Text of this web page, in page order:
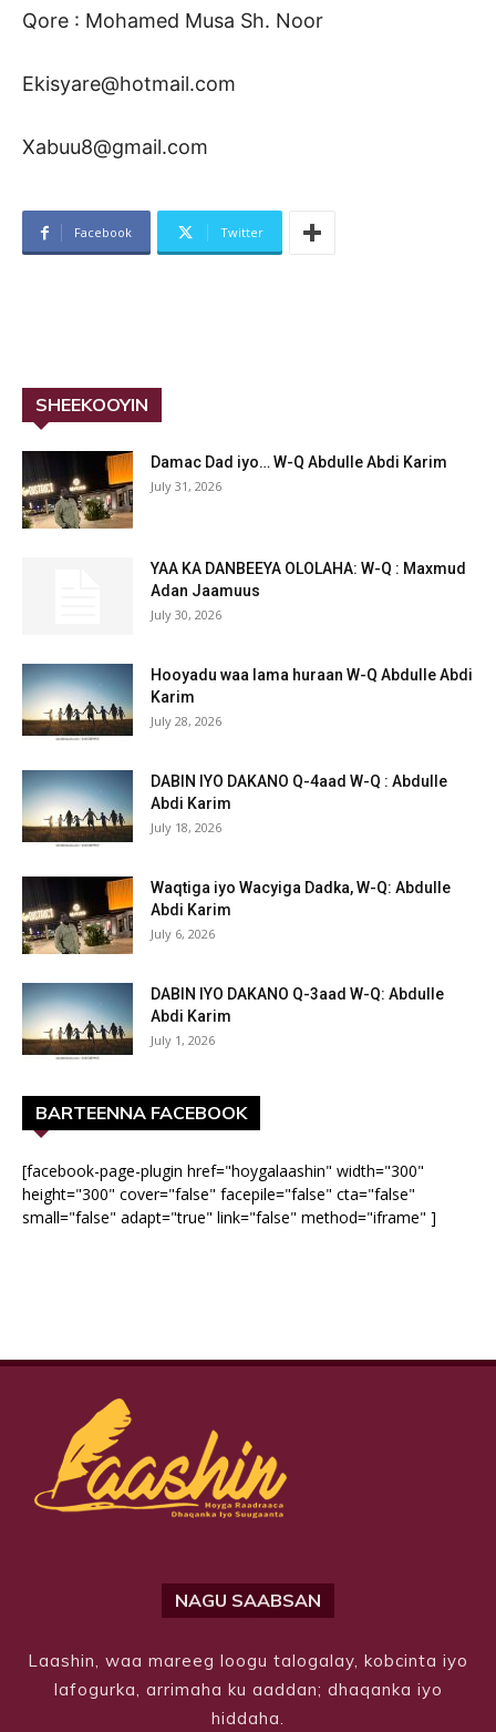
Qore : Mohamed Musa Sh. Noor
Ekisyare@hotmail.com
Xabuu8@gmail.com
Facebook Twitter
SHEEKOOYIN
Damac Dad iyo… W-Q Abdulle Abdi Karim
July 31, 2026
YAA KA DANBEEYA OLOLAHA: W-Q : Maxmud
Adan Jaamuus
July 30, 2026
Hooyadu waa lama huraan W-Q Abdulle Abdi
Karim
July 28, 2026
DABIN IYO DAKANO Q-4aad W-Q : Abdulle
Abdi Karim
July 18, 2026
Waqtiga iyo Wacyiga Dadka, W-Q: Abdulle
Abdi Karim
July 6, 2026
DABIN IYO DAKANO Q-3aad W-Q: Abdulle
Abdi Karim
July 1, 2026
BARTEENNA FACEBOOK
[facebook-page-plugin href="hoygalaashin" width="300"
height="300" cover="false" facepile="false" cta="false"
small="false" adapt="true" link="false" method="iframe" ]
NAGU SAABSAN
Laashin, waa mareeg loogu talogalay, kobcinta iyo
lafogurka, arrimaha ku aaddan; dhaqanka iyo
hiddaha.